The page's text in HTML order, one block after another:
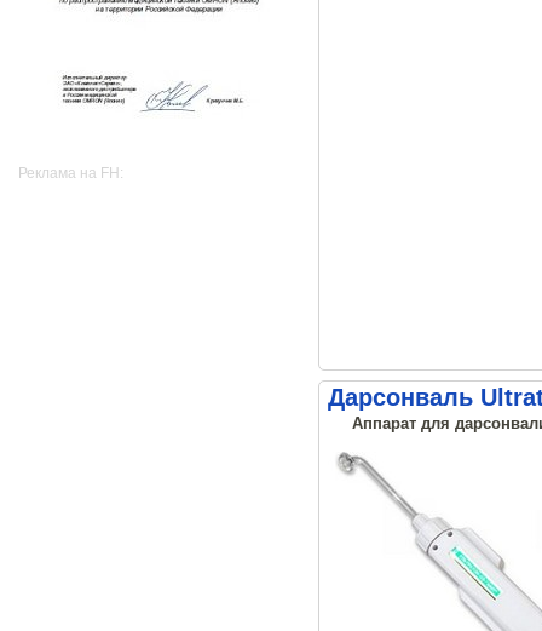
Реклама на FH:
Дарсонваль
Аппарат для